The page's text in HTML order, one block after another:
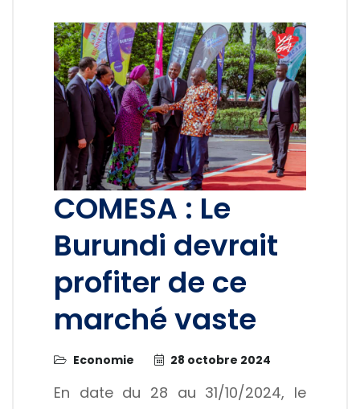
COMESA : Le
Burundi devrait
profiter de ce
marché vaste
Economie 28 octobre 2024
En date du 28 au 31/10/2024, le